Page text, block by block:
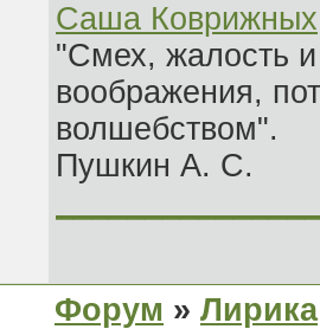
Саша Коврижных
"Смех, жалость
воображения,
волшебством".
Пушкин А. С.
Форум » Лирика